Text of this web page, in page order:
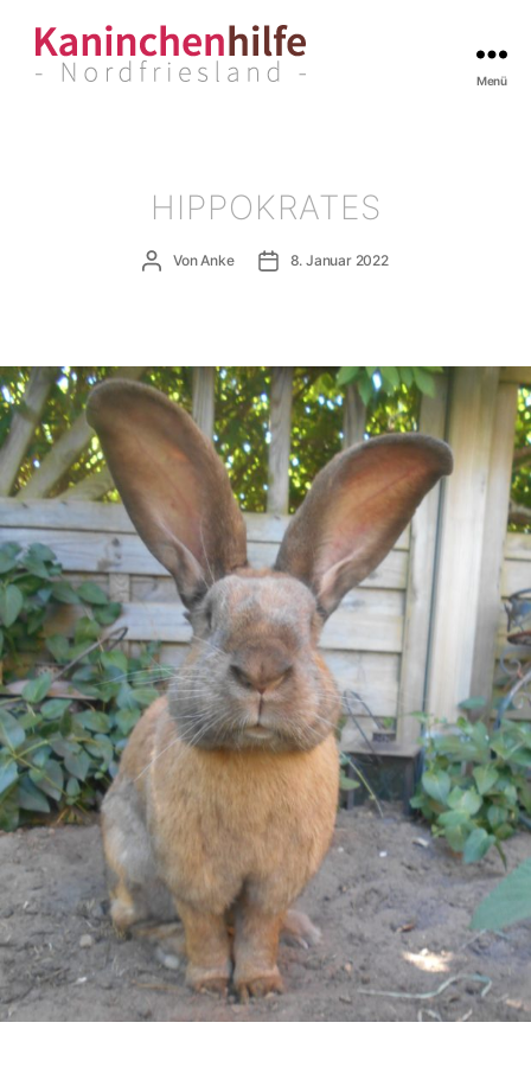
Menü
HIPPOKRATES
Beitragsautor
VonAnke Veröffentlichungsdatum
8. Januar 2022